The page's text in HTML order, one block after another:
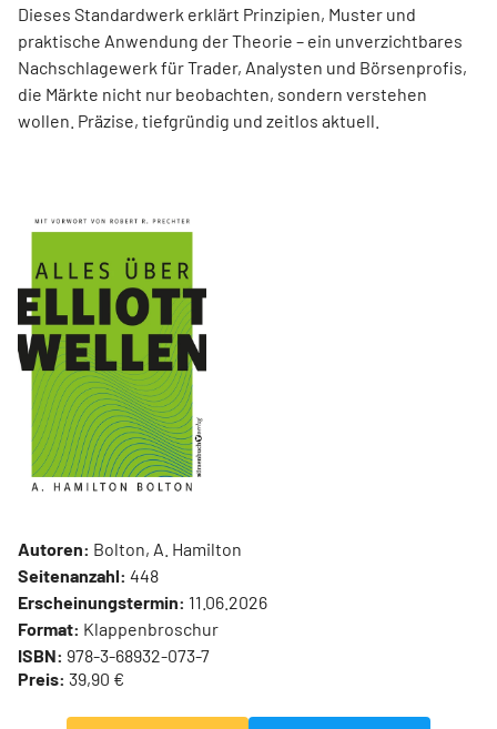
Dieses Standardwerk erklärt Prinzipien, Muster und
praktische Anwendung der Theorie – ein unverzichtbares
Nachschlagewerk für Trader, Analysten und Börsenprofis,
die Märkte nicht nur beobachten, sondern verstehen
wollen. Präzise, tiefgründig und zeitlos aktuell.
Autoren: Bolton, A. Hamilton
Seitenanzahl: 448
Erscheinungstermin: 11.06.2026
Format: Klappenbroschur
ISBN: 978-3-68932-073-7
Preis: 39,90 €